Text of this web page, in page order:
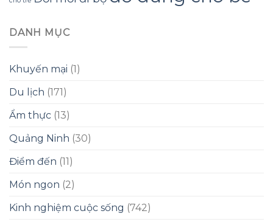
DANH MỤC
Khuyến mại (1)
Du lịch (171)
Ẩm thực (13)
Quảng Ninh (30)
Điểm đến (11)
Món ngon (2)
Kinh nghiệm cuộc sống (742)